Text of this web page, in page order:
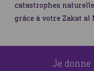
catastrophes
grâce à votre Zakat al
Je